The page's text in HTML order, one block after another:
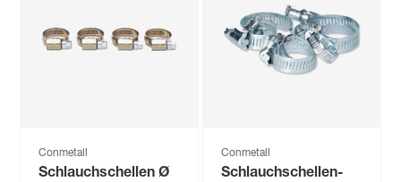
Conmetall
Schlauchschellen Ø
Conmetall
Schlauchschellen-